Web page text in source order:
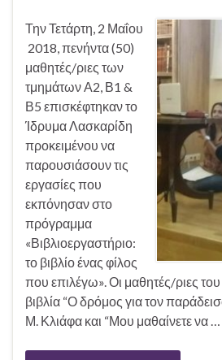
Την Τετάρτη, 2 Μαΐου
2018, πενήντα (50)
μαθητές/ριες των
τμημάτων Α2, Β1 &
Β5 επισκέφτηκαν το
Ίδρυμα Λασκαρίδη
προκειμένου να
παρουσιάσουν τις
εργασίες που
εκπόνησαν στο
πρόγραμμα
«Βιβλιοεργαστήριο:
το βιβλίο ένας φίλος
που επιλέγω». Οι μαθητές/ριες
βιβλία “Ο δρόμος για τον
Μ. Κλιάφα και “Μου μαθαίνετε να …